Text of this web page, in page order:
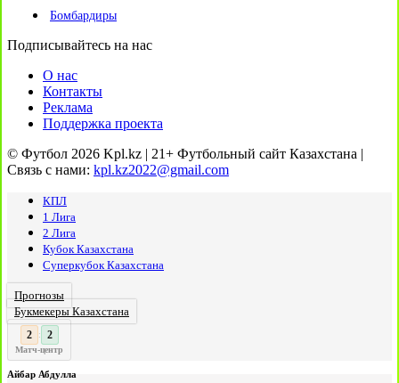
Бомбардиры
Подписывайтесь на нас
О нас
Контакты
Реклама
Поддержка проекта
© Футбол 2026 Kpl.kz | 21+ Футбольный сайт Казахстана |
Связь с нами: kpl.kz2022@gmail.com
КПЛ
1 Лига
2 Лига
Кубок Казахстана
Суперкубок Казахстана
Прогнозы
Букмекеры Казахстана
3
:
Матч-центр
Айбар Абдулла